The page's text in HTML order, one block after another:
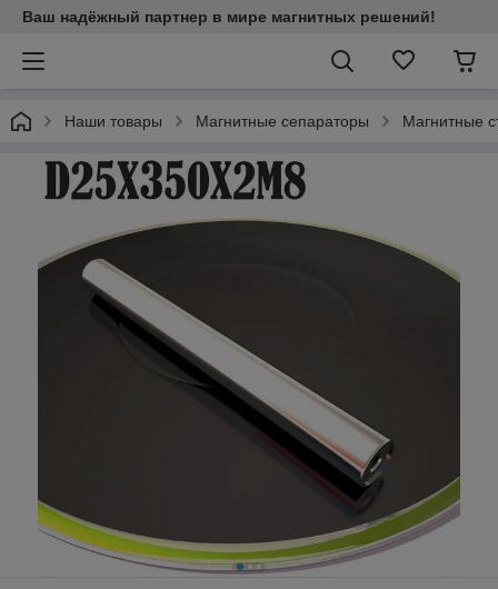
Ваш надёжный партнер в мире магнитных решений!
Наши товары Магнитные сепараторы Магнитные